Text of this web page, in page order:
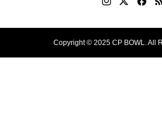
Copyright © 2025 CP BOWL. All